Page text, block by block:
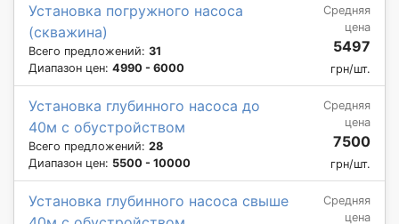
Установка погружного насоса
(скважина)
Всего предложений: 31
Диапазон цен: 4990 - 6000
Средняя
цена
5497
грн/шт.
Установка глубинного насоса до
40м с обустройством
Всего предложений: 28
Диапазон цен: 5500 - 10000
Средняя
цена
7500
грн/шт.
Установка глубинного насоса свыше
Средняя
цена